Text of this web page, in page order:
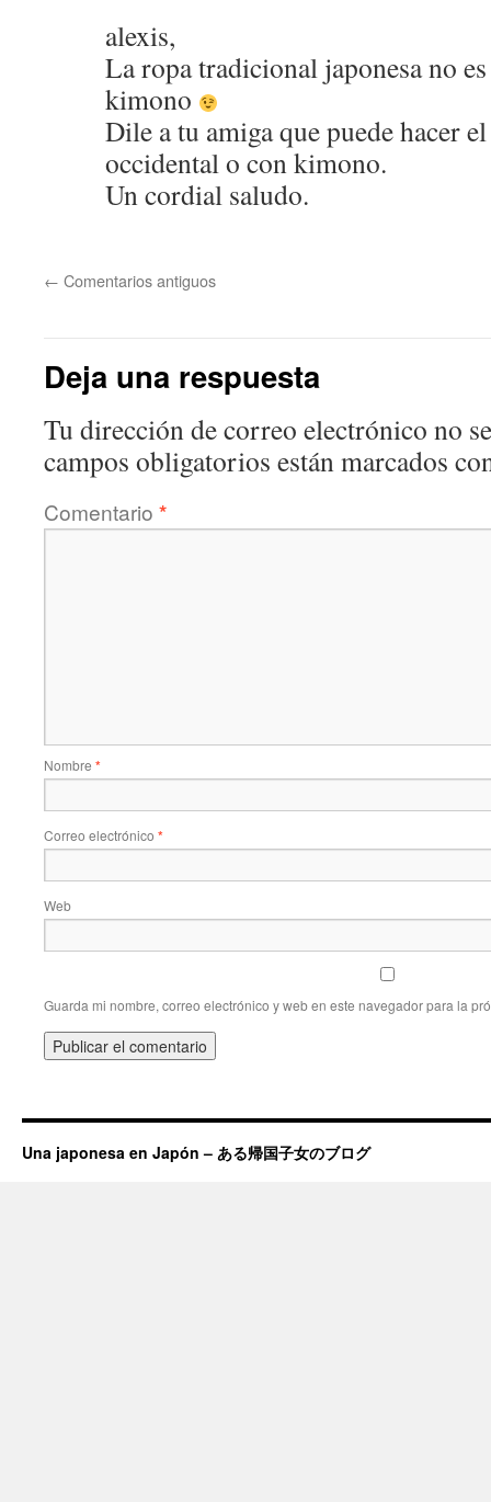
alexis,
La ropa tradicional japonesa no
kimono
Dile a tu amiga que puede hacer
occidental o con kimono.
Un cordial saludo.
← Comentarios antiguos
Deja una respuesta
Tu dirección de correo electrónico no
campos obligatorios están marcados
Comentario *
Nombre *
Correo electrónico *
Web
Guarda mi nombre, correo electrónico y web en este navegador para la
Una japonesa en Japón – ある帰国子女のブログ